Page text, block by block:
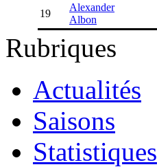
19
Alexander
Albon
Rubriques
Actualités
Saisons
Statistiques